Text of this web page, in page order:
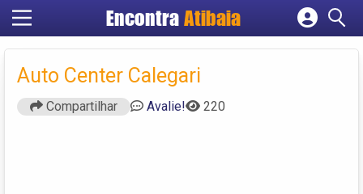
Encontra Atibaia
Cadastrar empresa
Criar conta
Auto Center Calegari
Compartilhar Avalie! 220